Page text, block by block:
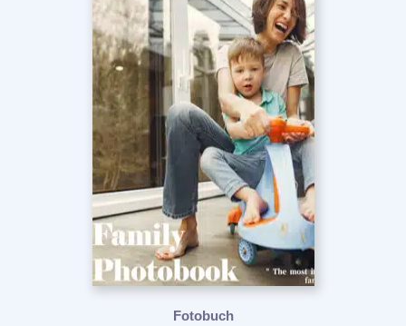
Fotobuch